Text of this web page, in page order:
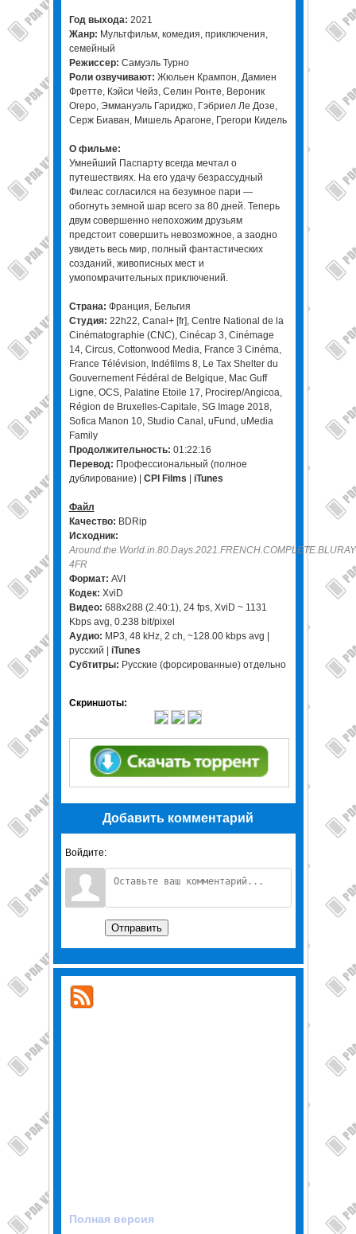
Год выхода: 2021
Жанр: Мультфильм, комедия, приключения,
семейный
Режиссер: Самуэль Турно
Роли озвучивают: Жюльен Крампон, Дамиен
Фретте, Кэйси Чейз, Селин Ронте, Вероник
Огеро, Эммануэль Гариджо, Гэбриел Ле Дозе,
Серж Биаван, Мишель Арагоне, Грегори Кидель
О фильме:
Умнейший Паспарту всегда мечтал о
путешествиях. На его удачу безрассудный
Филеас согласился на безумное пари —
обогнуть земной шар всего за 80 дней. Теперь
двум совершенно непохожим друзьям
предстоит совершить невозможное, а заодно
увидеть весь мир, полный фантастических
созданий, живописных мест и
умопомрачительных приключений.
Страна: Франция, Бельгия
Студия: 22h22, Canal+ [fr], Centre National de la
Cinématographie (CNC), Cinécap 3, Cinémage
14, Circus, Cottonwood Media, France 3 Cinéma,
France Télévision, Indéfilms 8, Le Tax Shelter du
Gouvernement Fédéral de Belgique, Mac Guff
Ligne, OCS, Palatine Etoile 17, Procirep/Angicoa,
Région de Bruxelles-Capitale, SG Image 2018,
Sofica Manon 10, Studio Canal, uFund, uMedia
Family
Продолжительность: 01:22:16
Перевод: Профессиональный (полное
дублирование) | CPI Films iTunes
Файл
Качество: BDRip
Исходник:
4FR
Формат: AVI
Кодек: XviD
Видео: 688x288 (2.40:1), 24 fps, XviD ~ 1131
Kbps avg, 0.238 bit/pixel
Аудио: МР3, 48 kHz, 2 ch, ~128.00 kbps avg |
русский | iTunes
Субтитры: Русские (форсированные) отдельно
Скриншоты:
Добавить комментарий
Войдите:
Отправить
Полная версия